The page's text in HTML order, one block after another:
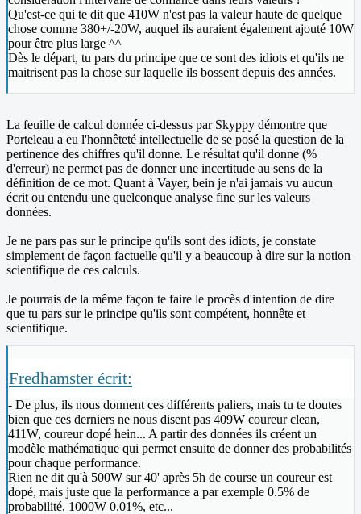
Qu'est-ce qui te dit que 410W n'est pas la valeur haute de quelque
chose comme 380+/-20W, auquel ils auraient également ajouté 10W
pour être plus large ^^
Dès le départ, tu pars du principe que ce sont des idiots et qu'ils ne
maitrisent pas la chose sur laquelle ils bossent depuis des années.
La feuille de calcul donnée ci-dessus par Skyppy démontre que
Porteleau a eu l'honnêteté intellectuelle de se posé la question de la
pertinence des chiffres qu'il donne. Le résultat qu'il donne (%
d'erreur) ne permet pas de donner une incertitude au sens de la
définition de ce mot. Quant à Vayer, bein je n'ai jamais vu aucun
écrit ou entendu une quelconque analyse fine sur les valeurs
données.
Je ne pars pas sur le principe qu'ils sont des idiots, je constate
simplement de façon factuelle qu'il y a beaucoup à dire sur la notion
scientifique de ces calculs.
Je pourrais de la même façon te faire le procès d'intention de dire
que tu pars sur le principe qu'ils sont compétent, honnête et
scientifique.
Fredhamster écrit:
- De plus, ils nous donnent ces différents paliers, mais tu te doutes
bien que ces derniers ne nous disent pas 409W coureur clean,
411W, coureur dopé hein... A partir des données ils créent un
modèle mathématique qui permet ensuite de donner des probabilités
pour chaque performance.
Rien ne dit qu'à 500W sur 40' après 5h de course un coureur est
dopé, mais juste que la performance a par exemple 0.5% de
probabilité, 1000W 0.01%, etc...